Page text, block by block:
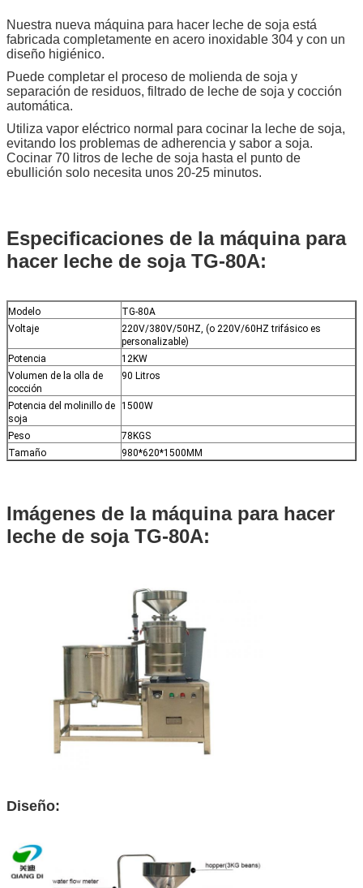
Nuestra nueva máquina para hacer leche de soja está
fabricada completamente en acero inoxidable 304 y con un
diseño higiénico.
Puede completar el proceso de molienda de soja y
separación de residuos, filtrado de leche de soja y cocción
automática.
Utiliza vapor eléctrico normal para cocinar la leche de soja,
evitando los problemas de adherencia y sabor a soja.
Cocinar 70 litros de leche de soja hasta el punto de
ebullición solo necesita unos 20-25 minutos.
Especificaciones de la máquina para
hacer leche de soja TG-80A:
Modelo
TG-80A
Voltaje
220V/380V/50HZ, (o 220V/60HZ trifásico es
personalizable)
Potencia
12KW
Volumen de la olla de
cocción
90 Litros
Potencia del molinillo de
soja
1500W
Peso
78KGS
Tamaño
980*620*1500MM
Imágenes de la máquina para hacer
leche de soja TG-80A:
Diseño: